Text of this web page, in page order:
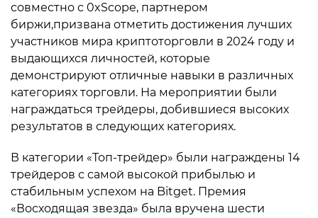
совместно с 0xScope, партнером
биржи,призвана отметить достижения лучших
участников мира криптоторговли в 2024 году и
выдающихся личностей, которые
демонстрируют отличные навыки в различных
категориях торговли. На мероприятии были
награждаться трейдеры, добившиеся высоких
результатов в следующих категориях.
В категории «Топ-трейдер» были награждены 14
трейдеров с самой высокой прибылью и
стабильным успехом на Bitget. Премия
«Восходящая звезда» была вручена шести